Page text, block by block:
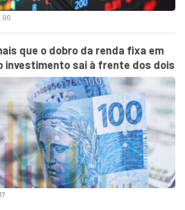
que o dobro da renda fixa em
investimento sai à frente dos dois